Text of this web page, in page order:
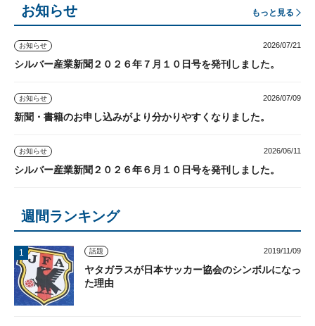
お知らせ もっと見る
お知らせ 2026/07/21
シルバー産業新聞２０２６年７月１０日号を発刊しました。
お知らせ 2026/07/09
新聞・書籍のお申し込みがより分かりやすくなりました。
お知らせ 2026/06/11
シルバー産業新聞２０２６年６月１０日号を発刊しました。
週間ランキング
話題 2019/11/09
ヤタガラスが日本サッカー協会のシンボルになっ
た理由